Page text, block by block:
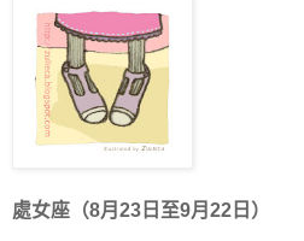
處女座（8月23日至9月22日）